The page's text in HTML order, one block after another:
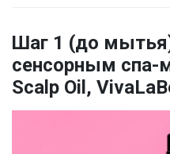
Шаг 1 (до
сенсорным спа-
Scalp Oil,